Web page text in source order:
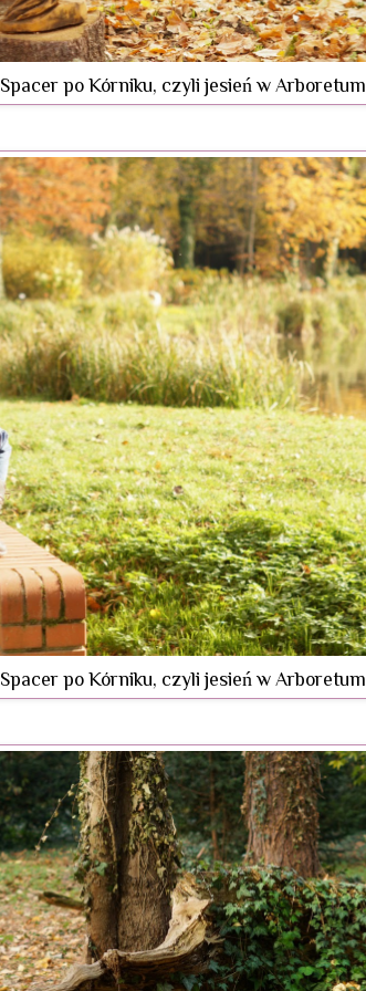
Spacer po Kórniku, czyli jesień w Arboretum
Spacer po Kórniku, czyli jesień w Arboretum